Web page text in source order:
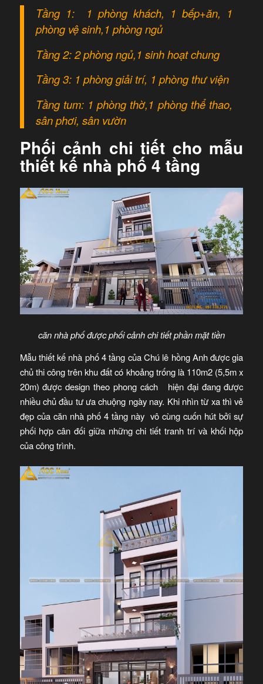
Tầng 1: 1 phòng khách, 1 bếp+ăn, 1
phòng vệ sinh,1 phòng ngủ
Tầng 2: 2 phòng ngủ,1 sinh hoạt chung
Tầng 3: 1 phòng giải trí, 1 phòng thư viện
Tầng tum: 1 phòng thờ,1 phòng thể thao,
sân phơi, sân vườn
Phối cảnh chi tiết cho mẫu
thiết kế nhà phố 4 tầng
căn nhà phố được phối cảnh chi tiết phần mặt tiền
Mẫu thiết kế nhà phố 4 tầng của Chú lê hồng Anh được gia
chủ thi công trên khu đất có khoảng trống là 110m2 (5,5m x
20m) được design theo phong cách hiện đại đang được
nhiều chủ đầu tư ưa chuộng ngày nay. Khi nhìn từ xa thì vẻ
đẹp của căn nhà phố 4 tầng này vô cùng cuốn hút bởi sự
phối hợp cân đối giữa những chi tiết tranh trí và khối hộp
của công trình.